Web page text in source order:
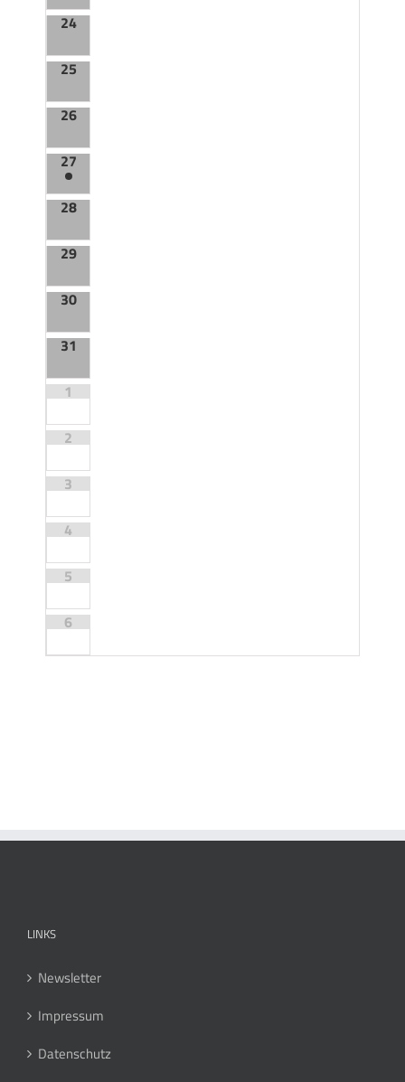
24
25
26
27
28
29
30
31
1
2
3
4
5
6
LINKS
Newsletter
Impressum
Datenschutz